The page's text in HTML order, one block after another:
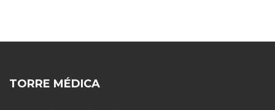
TORRE MÉDICA